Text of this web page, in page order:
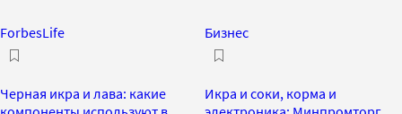
ForbesLife
Черная икра и лава: какие
Бизнес
Икра и соки, корма и